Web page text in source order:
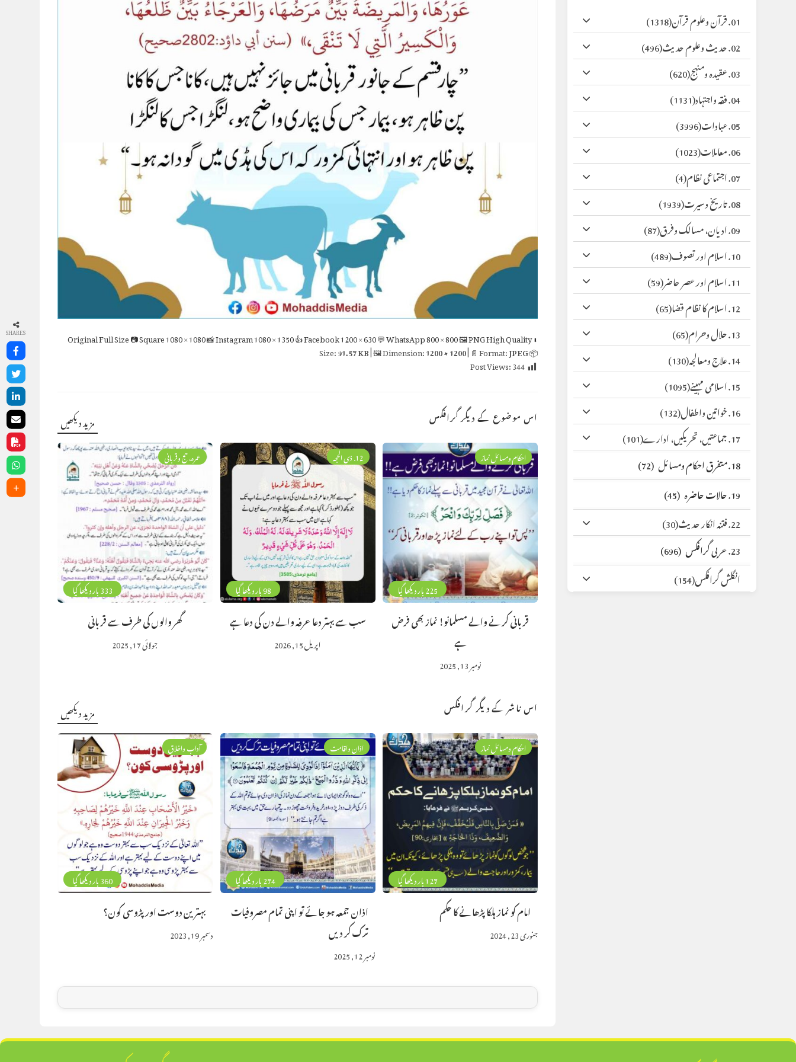
⬇ Original
Full Size📷 Square1080 × 1080📸 Instagram1080 × 1350👍 Facebook1200 × 630💬 WhatsApp800 × 800🖼 PNGHigh Quality
📦 Size:
91.57 KB| 🖼 Dimension:1200 × 1200| 📄 Format:JPEG
Post Views:344
اس موضوع کے دیگر گرافکس مزید دیکھیں
333 بار دیکھا گیا
عمرہ، حج وقربانی
گھر والوں کی طرف سے قربانی
جولائی 17, 2025
98 بار دیکھا گیا
12. ذی الحجہ
سب سے بہتر دعا عرفہ والے دن کی دعا ہے
اپریل 15, 2026
225 بار دیکھا گیا
احکام ومسائل نماز
قربانی کرنے والے مسلمانو! نماز بھی فرض
ہے
نومبر 13, 2025
اس ناشر کے دیگر گرافکس مزید دیکھیں
360 بار دیکھا گیا
آداب واخلاق
بہترین دوست اور پڑوسی کون؟
دسمبر 19, 2023
274 بار دیکھا گیا
اذان واقامت
اذان جمعہ ہو جائے تو اپنی تمام مصروفیات
ترک کر دیں
نومبر 12, 2025
127 بار دیکھا گیا
احکام ومسائل نماز
امام کو نماز ہلکا پڑھانے کا حکم
جنوری 23, 2024
01. قرآن وعلوم قرآن
(1318)
02. حدیث وعلوم حدیث
(496)
03. عقیدہ ومنہج
(620)
04. فقہ واجتہاد
(1131)
05. عبادات
(3996)
06. معاملات
(1023)
07. اجتماعی نظام
(4)
08. تاریخ وسیرت
(1939)
09. ادیان، مسالک وفرق
(87)
10. اسلام اور تصوف
(489)
11. اسلام اور عصر حاضر
(59)
12. اسلام کا نظام قضا
(65)
13. حلال وحرام
(65)
14. علاج ومعالجہ
(130)
15. اسلامی مہینے
(1095)
16. خواتین واطفال
(132)
17. جماعتیں، تحریکیں، ادارے
(101)
18. متفرق احکام ومسائل
(72)
19. حالات حاضرہ
(45)
22. فتنہ انکار حدیث
(30)
23. عربی گرافکس
(696)
انگلش گرافکس(154)
SHARES